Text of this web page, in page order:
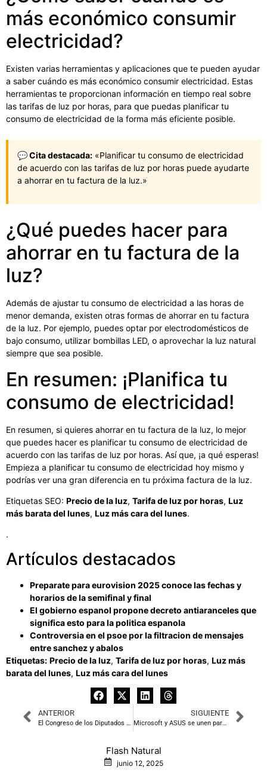
más económico consumir
electricidad?
Existen varias herramientas y aplicaciones que te pueden ayudar
a saber cuándo es más económico consumir electricidad. Estas
herramientas te proporcionan información en tiempo real sobre
las tarifas de luz por horas, para que puedas planificar tu
consumo de electricidad de la forma más eficiente posible.
💬 Cita destacada: «Planificar tu consumo de electricidad
de acuerdo con las tarifas de luz por horas puede ayudarte
a ahorrar en tu factura de la luz.»
¿Qué puedes hacer para
ahorrar en tu factura de la
luz?
Además de ajustar tu consumo de electricidad a las horas de
menor demanda, existen otras formas de ahorrar en tu factura
de la luz. Por ejemplo, puedes optar por electrodomésticos de
bajo consumo, utilizar bombillas LED, o aprovechar la luz natural
siempre que sea posible.
En resumen: ¡Planifica tu
consumo de electricidad!
En resumen, si quieres ahorrar en tu factura de la luz, lo mejor
que puedes hacer es planificar tu consumo de electricidad de
acuerdo con las tarifas de luz por horas. Así que, ¡a qué esperas!
Empieza a planificar tu consumo de electricidad hoy mismo y
podrías ver una gran diferencia en tu próxima factura de la luz.
Etiquetas SEO: Precio de la luz, Tarifa de luz por horas, Luz
más barata del lunes, Luz más cara del lunes.
.
Artículos destacados
Preparate para eurovision 2025 conoce las fechas y
horarios de la semifinal y final
El gobierno espanol propone decreto antiaranceles que
significa esto para la politica espanola
Controversia en el psoe por la filtracion de mensajes
entre sanchez y abalos
Etiquetas: Precio de la luz, Tarifa de luz por horas, Luz más
barata del lunes, Luz más cara del lunes
ANTERIOR
El Congreso de los Diputados se convierte en un ring de boxeo verbal
SIGUIENTE
Microsoft y ASUS se unen para lanzar las consolas portátiles ROG Xbox Ally y Ally X
Flash Natural
junio 12, 2025